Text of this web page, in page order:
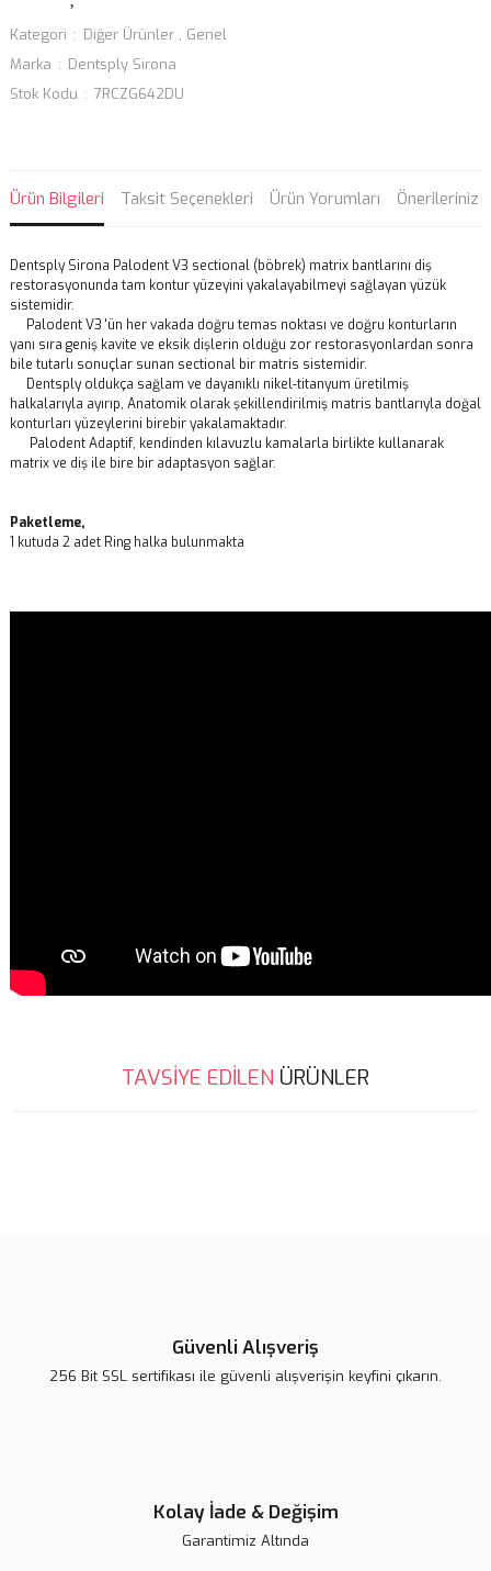
Kategori Diğer Ürünler , Genel
Marka
Dentsply Sirona
Stok Kodu
7RCZG642DU
Ürün Bilgileri Taksit Seçenekleri Ürün Yorumları Önerileriniz
Dentsply Sirona Palodent V3 sectional (böbrek) matrix bantlarını diş
restorasyonunda tam kontur yüzeyini yakalayabilmeyi sağlayan yüzük
sistemidir.
Palodent V3 'ün her vakada doğru temas noktası ve doğru konturların
yanı sıra geniş kavite ve eksik dişlerin olduğu zor restorasyonlardan sonra
bile tutarlı sonuçlar sunan sectional bir matris sistemidir.
Dentsply oldukça sağlam ve dayanıklı nikel-titanyum üretilmiş
halkalarıyla ayırıp, Anatomik olarak şekillendirilmiş matris bantlarıyla doğal
konturları yüzeylerini birebir yakalamaktadır.
Palodent Adaptif, kendinden kılavuzlu kamalarla birlikte kullanarak
matrix ve diş ile bire bir adaptasyon sağlar.
Paketleme,
1 kutuda 2 adet Ring halka bulunmakta
Bu ürünün fiyat bilgisi, resim, ürün açıklamalarında ve diğer
konularda yetersiz gördüğünüz noktaları öneri formunu kullanarak
TAVSİYE EDİLEN ÜRÜNLER
Güvenli Alışveriş
256 Bit SSL sertifikası ile güvenli alışverişin keyfini çıkarın.
Kolay İade & Değişim
Garantimiz Altında